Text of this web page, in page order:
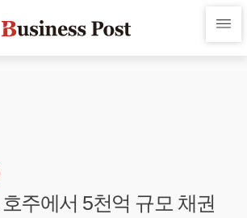
주에서 5천억 규모 채권